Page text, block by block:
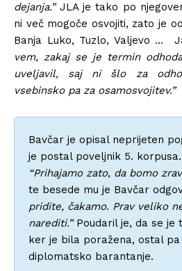
dejanja.”JLA je tako po
ni več mogoče osvojiti, zato je
Banja Luko, Tuzlo, Valjevo …
vem, zakaj se je termin
uveljavil, saj ni šlo za
vsebinsko pa za osamosvojitev.”
Bavčar je opisal neprijeten
je postal poveljnik 5.
“Prihajamo zato, da bomo
te besede mu je Bavčar
pridite, čakamo. Prav veliko
narediti.”Poudaril je, da se je
ker je bila poražena, ostal
diplomatsko barantanje.